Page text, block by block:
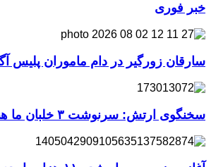
خبر فوری
سارقان زورگیر در دام ماموران پلیس
سخنگوی ارتش: سرنوشت ۳ خلبان ما هنوز مشخص نیست